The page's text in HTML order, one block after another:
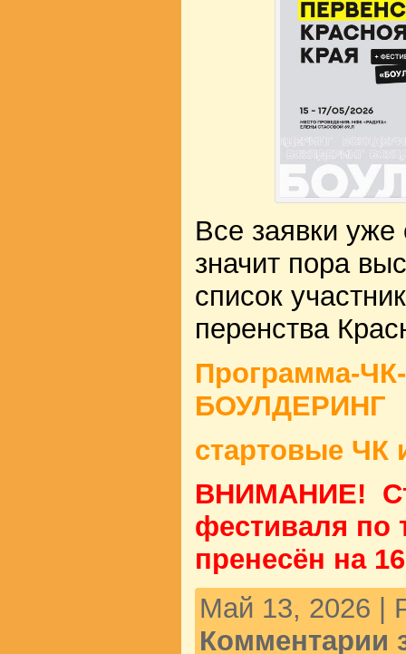
Все заявки
значит пора
список
перенства
Программа-
БОУЛДЕРИНГ
стартовые ЧК
ВНИМАНИЕ!
фестиваля по
пренесён на
Май 13, 2026 |
Комментарии